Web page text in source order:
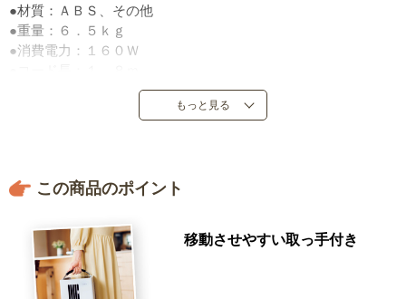
●材質：ＡＢＳ、その他
●重量：６．５ｋｇ
●消費電力：１６０Ｗ
●電気代の目安：１時間当り約５円
●タイマー：２・４・６時間
●製造元：シロカ株式会社
●中国製
※冷風は出ますが、部屋全体を冷房することはできません。閉
め切った部屋で運転すると、排熱により部屋の温度が上昇しま
もっと見る
この商品のポイント
移動させやすい取っ手付き